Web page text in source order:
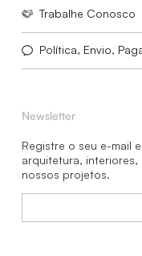
Trabalhe Conosco
Política, Envio,
Newsletter
Registre o seu e-mail
arquitetura,
nossos projetos.